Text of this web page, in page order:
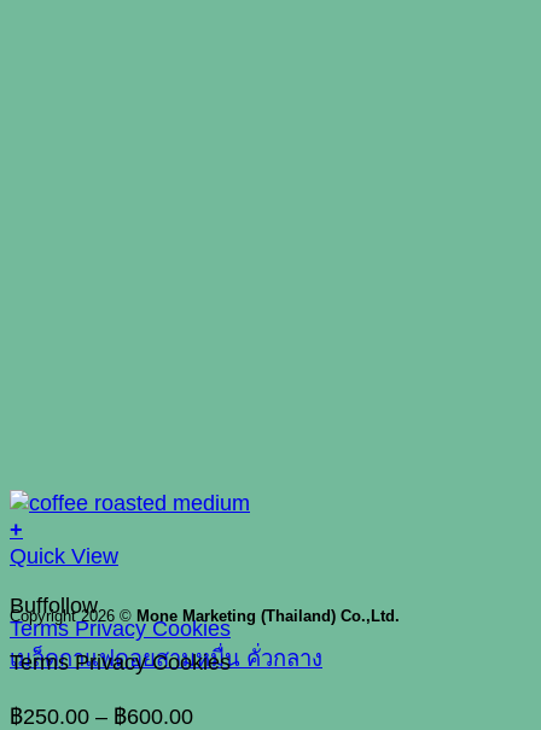
+
This
has
multiple
variants.
options
Quick View
Buffollow
เมล็ดกาแฟดอยสามหมื่น คั่วกลาง
฿250.00 – ฿600.00Price
Terms Privacy Cookies
Copyright 2026 © Mone Marketing (Thailand) Co.,Ltd.
Terms Privacy Cookies